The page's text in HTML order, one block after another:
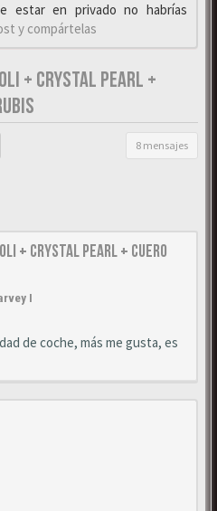
estar en privado no habrías
y compártelas
+ CRYSTAL PEARL +
8 mensajes
+ Crystal Pearl + Cuero
I
de coche, más me gusta, es